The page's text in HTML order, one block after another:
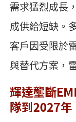
需求猛烈成長
成供給短缺。
客戶因受限於
與替代方案，
輝達壟斷
隊到2027年